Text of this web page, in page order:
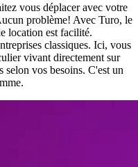
vous déplacer avec votre
problème! Avec Turo, le
location est facilité.
classiques. Ici, vous
vivant directement sur
selon vos besoins. C'est un